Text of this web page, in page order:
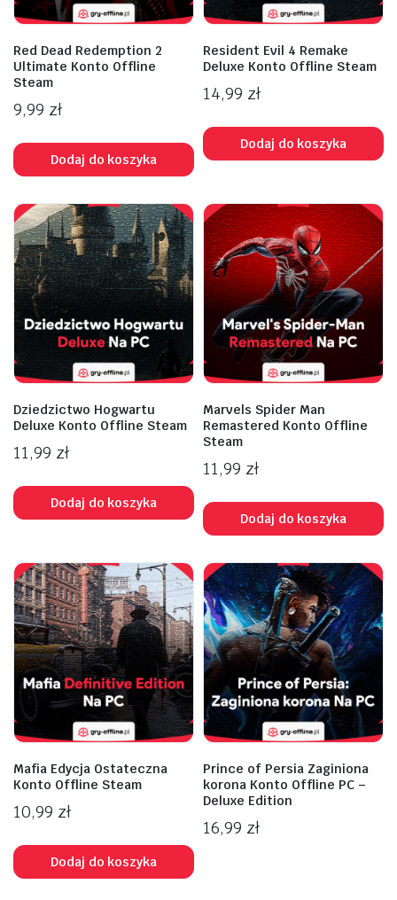
Red Dead Redemption 2
Ultimate Konto Offline
Steam
9,99 zł
Dodaj do koszyka
Resident Evil 4 Remake
Deluxe Konto Offline Steam
14,99 zł
Dodaj do koszyka
Dziedzictwo Hogwartu
Deluxe Konto Offline Steam
11,99 zł
Dodaj do koszyka
Marvels Spider Man
Remastered Konto Offline
Steam
11,99 zł
Dodaj do koszyka
Mafia Edycja Ostateczna
Konto Offline Steam
10,99 zł
Dodaj do koszyka
Prince of Persia Zaginiona
korona Konto Offline PC –
Deluxe Edition
16,99 zł